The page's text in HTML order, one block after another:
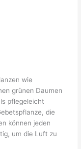
wie
grünen Daumen
pflegeleicht
die
können jeden
um die Luft zu